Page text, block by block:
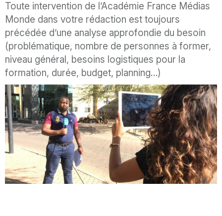
Description
Toute intervention de l’Académie France Médias
Monde dans votre rédaction est toujours
précédée d’une analyse approfondie du besoin
(problématique, nombre de personnes à former,
niveau général, besoins logistiques pour la
formation, durée, budget, planning…)